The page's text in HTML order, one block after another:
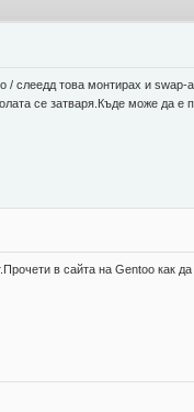
/ слеедд това монтирах и
се затваря.Къде може да
в сайта на Gentoo как